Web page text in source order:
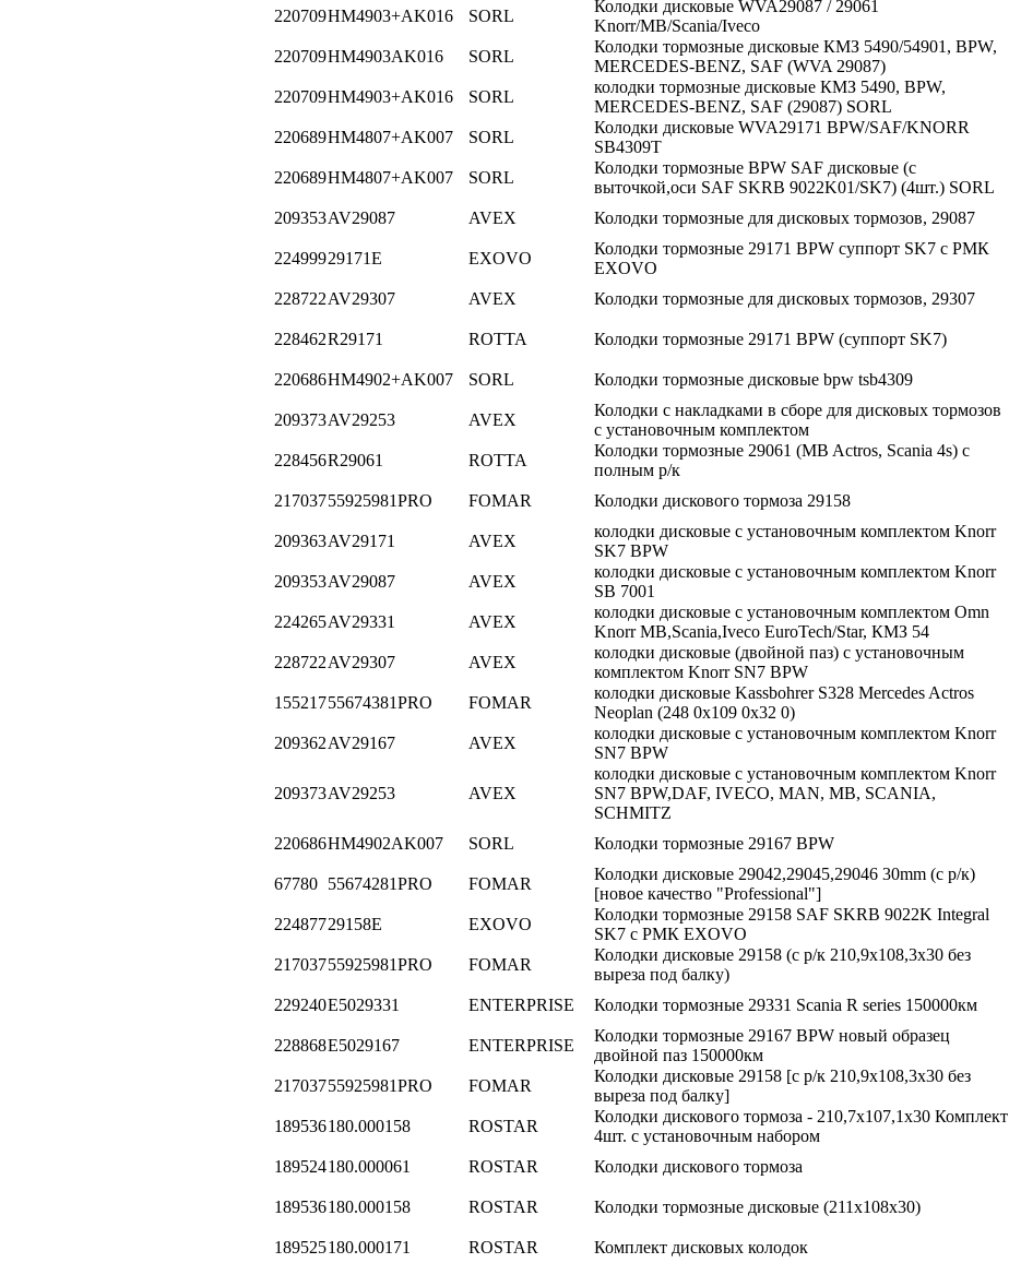
220709HM4903+AK016 SORL
Колодки дисковые WVA29087 / 29061
Knorr/MB/Scania/Iveco
220709HM4903AK016 SORL
Колодки тормозные дисковые КМЗ 5490/54901, BPW,
MERCEDES-BENZ, SAF (WVA 29087)
220709HM4903+AK016 SORL
колодки тормозные дисковые КМЗ 5490, BPW,
MERCEDES-BENZ, SAF (29087) SORL
220689HM4807+AK007 SORL
Колодки дисковые WVA29171 BPW/SAF/KNORR
SB4309T
220689HM4807+AK007 SORL
Колодки тормозные BPW SAF дисковые (с
выточкой,оси SAF SKRB 9022K01/SK7) (4шт.) SORL
209353AV29087 AVEX Колодки тормозные для дисковых тормозов, 29087
22499929171E EXOVO
Колодки тормозные 29171 BPW суппорт SK7 с РМК
EXOVO
228722AV29307 AVEX Колодки тормозные для дисковых тормозов, 29307
228462R29171 ROTTA Колодки тормозные 29171 BPW (суппорт SK7)
220686HM4902+AK007 SORL Колодки тормозные дисковые bpw tsb4309
209373AV29253 AVEX
Колодки с накладками в сборе для дисковых тормозов
с установочным комплектом
228456R29061 ROTTA
Колодки тормозные 29061 (MB Actros, Scania 4s) с
полным р/к
21703755925981PRO FOMAR Колодки дискового тормоза 29158
209363AV29171 AVEX
колодки дисковые с установочным комплектом Knorr
SK7 BPW
209353AV29087 AVEX
колодки дисковые с установочным комплектом Knorr
SB 7001
224265AV29331 AVEX
колодки дисковые с установочным комплектом Omn
Knorr MB,Scania,Iveco EuroTech/Star, КМЗ 54
228722AV29307 AVEX
колодки дисковые (двойной паз) с установочным
комплектом Knorr SN7 BPW
15521755674381PRO FOMAR
колодки дисковые Kassbohrer S328 Mercedes Actros
Neoplan (248 0x109 0x32 0)
209362AV29167 AVEX
колодки дисковые с установочным комплектом Knorr
SN7 BPW
209373AV29253 AVEX
колодки дисковые с установочным комплектом Knorr
SN7 BPW,DAF, IVECO, MAN, MB, SCANIA,
SCHMITZ
220686HM4902AK007 SORL Колодки тормозные 29167 BPW
67780 55674281PRO FOMAR
Колодки дисковые 29042,29045,29046 30mm (с р/к)
[новое качество "Professional"]
22487729158E EXOVO
Колодки тормозные 29158 SAF SKRB 9022K Integral
SK7 с РМК EXOVO
21703755925981PRO FOMAR
Колодки дисковые 29158 (с р/к 210,9x108,3x30 без
выреза под балку)
229240E5029331 ENTERPRISE Колодки тормозные 29331 Scania R series 150000км
228868E5029167 ENTERPRISE
Колодки тормозные 29167 BPW новый образец
двойной паз 150000км
21703755925981PRO FOMAR
Колодки дисковые 29158 [с р/к 210,9x108,3x30 без
выреза под балку]
189536180.000158 ROSTAR
Колодки дискового тормоза - 210,7х107,1х30 Комплект
4шт. с установочным набором
189524180.000061 ROSTAR Колодки дискового тормоза
189536180.000158 ROSTAR Колодки тормозные дисковые (211x108x30)
189525180.000171 ROSTAR Комплект дисковых колодок